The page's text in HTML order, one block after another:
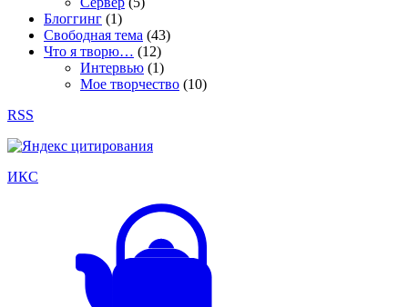
Блоггинг (1)
Свободная тема (43)
Что я творю… (12)
Интервью (1)
Мое творчество (10)
RSS
ИКС